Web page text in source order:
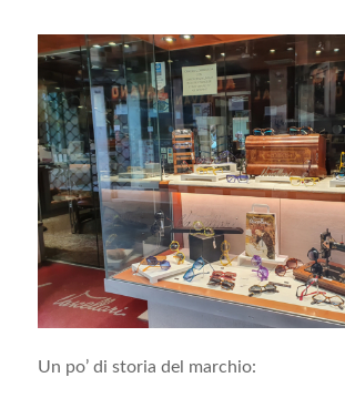
Un po’ di storia del marchio: